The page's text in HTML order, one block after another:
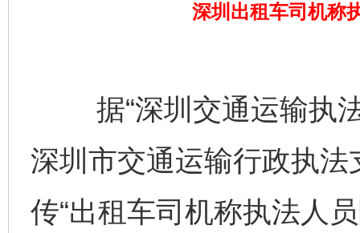
深圳出租车司机称
据“深圳交通运输执法
深圳市交通运输行政执
传“出租车司机称执法人